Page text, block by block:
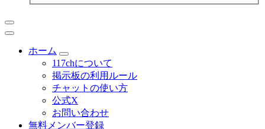
ホーム
117chについて
掲示板の利用ルール
チャットの使い方
公式X
お問い合わせ
無料メンバー登録